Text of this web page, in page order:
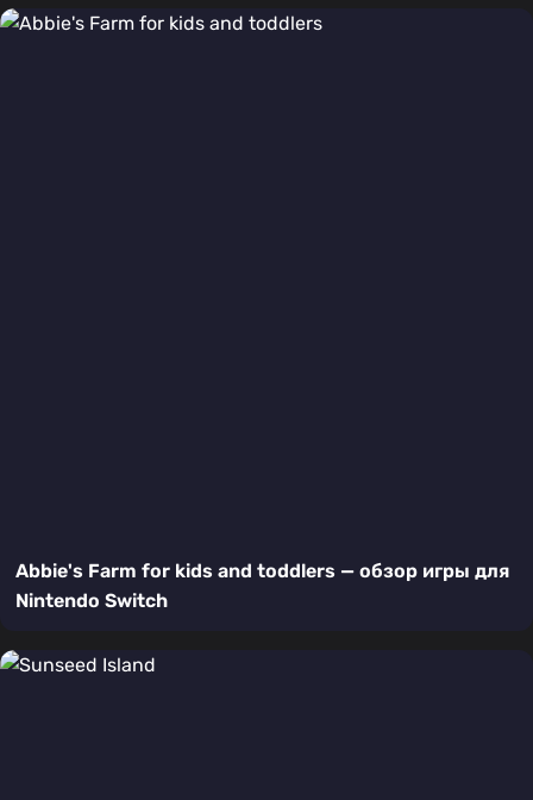
Abbie's Farm for kids and toddlers — обзор игры для
Nintendo Switch